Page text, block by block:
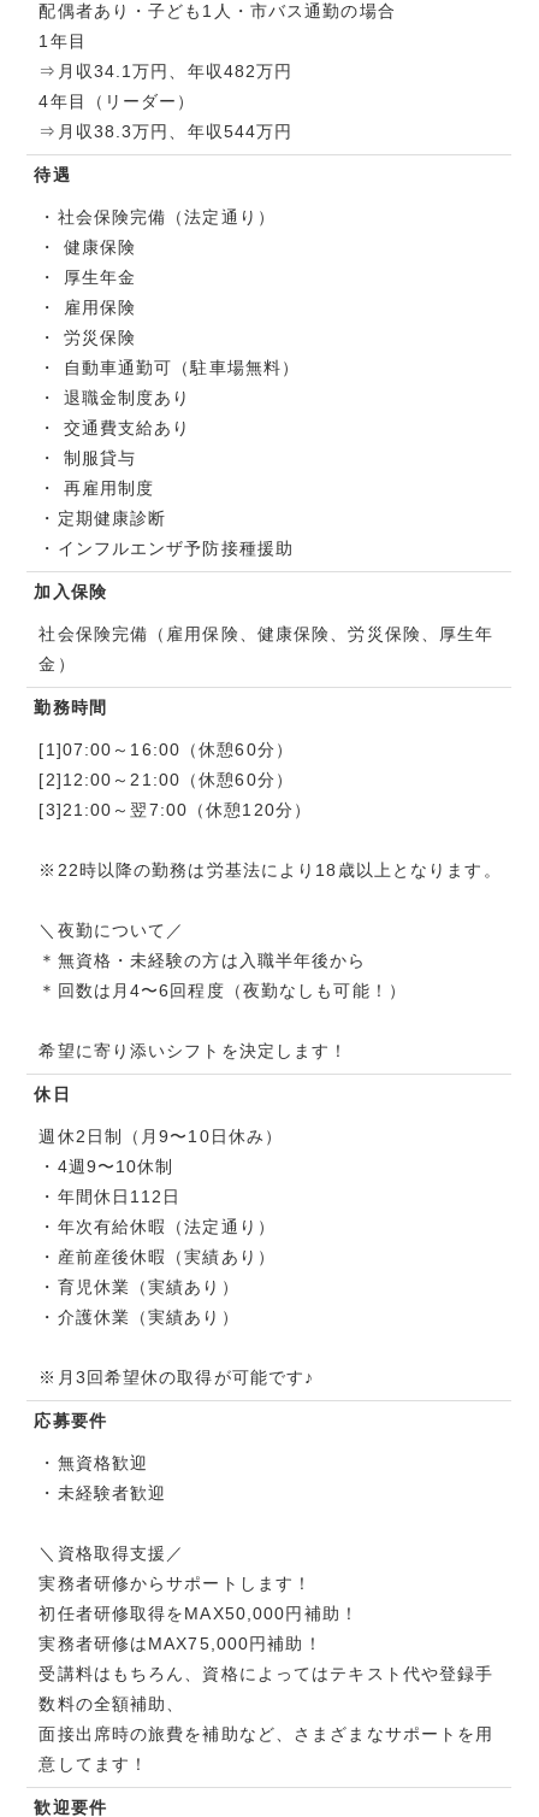
配偶者あり・子ども1人・市バス通勤の場合
1年目
⇒月収34.1万円、年収482万円
4年目（リーダー）
⇒月収38.3万円、年収544万円
待遇
・社会保険完備（法定通り）
・ 健康保険
・ 厚生年金
・ 雇用保険
・ 労災保険
・ 自動車通勤可（駐車場無料）
・ 退職金制度あり
・ 交通費支給あり
・ 制服貸与
・ 再雇用制度
・定期健康診断
・インフルエンザ予防接種援助
加入保険
社会保険完備（雇用保険、健康保険、労災保険、厚生年
金）
勤務時間
[1]07:00～16:00（休憩60分）
[2]12:00～21:00（休憩60分）
[3]21:00～翌7:00（休憩120分）
※22時以降の勤務は労基法により18歳以上となります。
＼夜勤について／
＊無資格・未経験の方は入職半年後から
＊回数は月4〜6回程度（夜勤なしも可能！）
希望に寄り添いシフトを決定します！
休日
週休2日制（月9〜10日休み）
・4週9〜10休制
・年間休日112日
・年次有給休暇（法定通り）
・産前産後休暇（実績あり）
・育児休業（実績あり）
・介護休業（実績あり）
※月3回希望休の取得が可能です♪
応募要件
・無資格歓迎
・未経験者歓迎
＼資格取得支援／
実務者研修からサポートします！
初任者研修取得をMAX50,000円補助！
実務者研修はMAX75,000円補助！
受講料はもちろん、資格によってはテキスト代や登録手
数料の全額補助、
面接出席時の旅費を補助など、さまざまなサポートを用
意してます！
歓迎要件